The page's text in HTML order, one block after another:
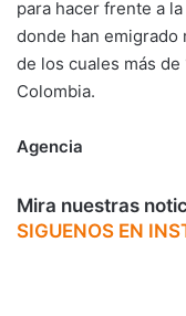
para hacer frente a
donde han emigrado
de los cuales más
Colombia.
Agencia
Mira nuestras
SIGUENOS EN